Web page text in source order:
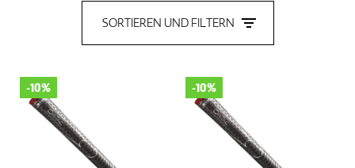
Handschuhe
SORTIEREN UND FILTERN
-10% -10%